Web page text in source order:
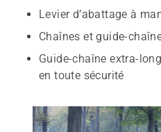
Levier d’abattage à
Chaînes et guide-
Guide-chaîne extra-
en toute sécurité